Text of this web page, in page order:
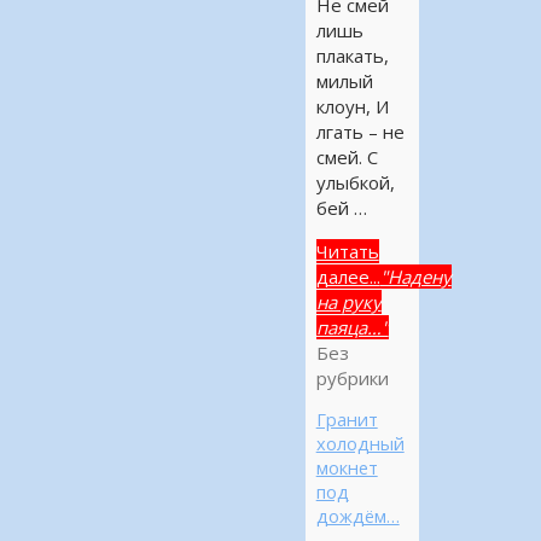
Не смей
лишь
плакать,
милый
клоун, И
лгать – не
смей. С
улыбкой,
бей …
Читать
далее... "Надену
на руку
паяца…"
Без
рубрики
Гранит
холодный
мокнет
под
дождём…